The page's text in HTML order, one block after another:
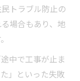
トラブル防止の
場合もあり、地
中で工事が止ま
」といった失敗